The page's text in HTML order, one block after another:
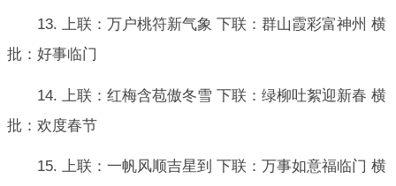
13. 上联：万户桃符新气象 下联：群山霞彩富神州 横
批：好事临门
14. 上联：红梅含苞傲冬雪 下联：绿柳吐絮迎新春 横
批：欢度春节
15. 上联：一帆风顺吉星到 下联：万事如意福临门 横